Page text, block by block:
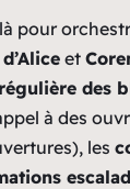
pour
d’Alice et
des
à des
les